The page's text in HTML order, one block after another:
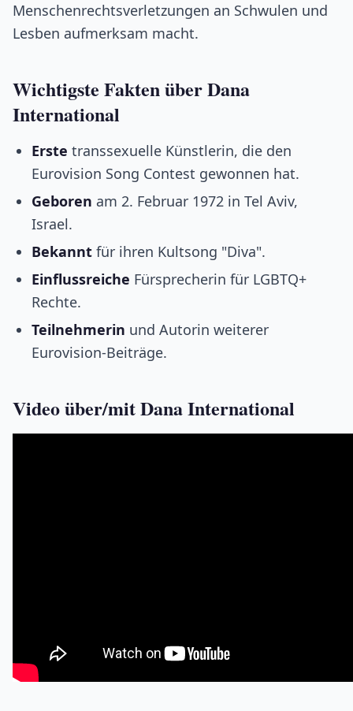
Menschenrechtsverletzungen an Schwulen und
Lesben aufmerksam macht.
Wichtigste Fakten über Dana
International
Erste transsexuelle Künstlerin, die den
Eurovision Song Contest gewonnen hat.
Geboren am 2. Februar 1972 in Tel Aviv,
Israel.
Bekannt für ihren Kultsong "Diva".
Einflussreiche Fürsprecherin für LGBTQ+
Rechte.
Teilnehmerin und Autorin weiterer
Eurovision-Beiträge.
Video über/mit Dana International